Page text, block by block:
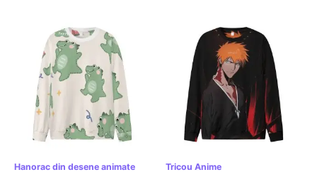
Hanorac din desene animate Tricou Anime